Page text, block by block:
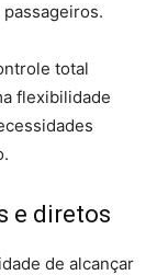
total
flexibilidade
e diretos
de alcançar